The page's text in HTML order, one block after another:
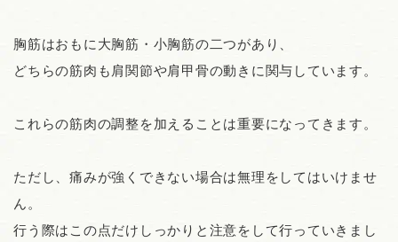
胸筋はおもに大胸筋・小胸筋の二つがあり、
どちらの筋肉も肩関節や肩甲骨の動きに関与しています。
これらの筋肉の調整を加えることは重要になってきます。
ただし、痛みが強くできない場合は無理をしてはいけませ
ん。
行う際はこの点だけしっかりと注意をして行っていきまし